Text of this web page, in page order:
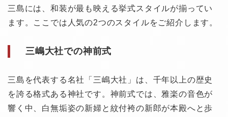
三島には、和装が最も映える挙式スタイルが揃ってい
ます。ここでは人気の2つのスタイルをご紹介します。
三嶋大社での神前式
三島を代表する名社「三嶋大社」は、千年以上の歴史
を誇る格式ある神社です。神前式では、雅楽の音色が
響く中、白無垢姿の新婦と紋付袴の新郎が本殿へと歩